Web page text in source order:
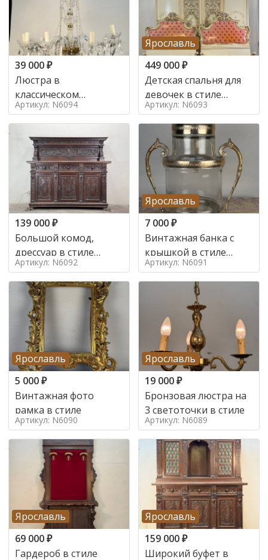
39 000₽
Люстра в
классическом
итальянском стиле на
10 ламп. в стиле
Артикул: N6094
Ярославль
449 000₽
Детская спальня для
девочек в стиле
итальянского барокко
в стиле
Артикул: N6093
139 000₽
Большой комод,
дрессуар в стиле
ренессанс,
Артикул: N6092
Ярославль
7 000₽
Винтажная банка с
крышкой в стиле
Италия,
Артикул: N6091
Ярославль
5 000₽
Винтажная фото
рамка в стиле
Артикул: N6090
Ярославль
19 000₽
Бронзовая люстра на
3 светоточки в стиле
Артикул: N6089
Ярославль
69 000₽
Гардероб в стиле
Ярославль
159 000₽
Широкий буфет в